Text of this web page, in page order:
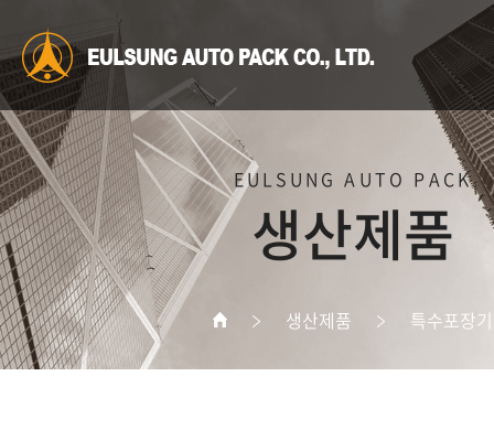
EULSUNG AUTO PACK
생산제품
생산제품 특수포장기